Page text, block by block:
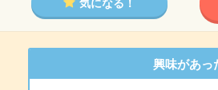
気になる！
興味があっ